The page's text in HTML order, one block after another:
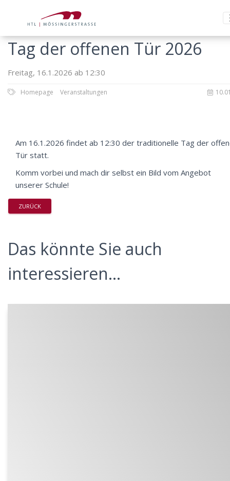
Tag der offenen Tür 2026
Freitag, 16.1.2026 ab 12:30
Homepage Veranstaltungen
Am 16.1.2026 findet ab 12:30 der traditionelle Tag der
Tür statt.
Komm vorbei und mach dir selbst ein Bild vom Angebot
unserer Schule!
ZURÜCK
Das könnte Sie auch
interessieren...